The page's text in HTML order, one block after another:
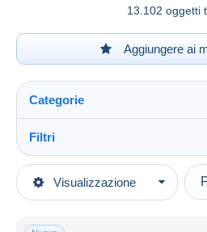
13.102 oggetti
Aggiungere ai
Visualizzazione
Categorie
Categorie principali
Filtri
Tipo di vendita
In corso